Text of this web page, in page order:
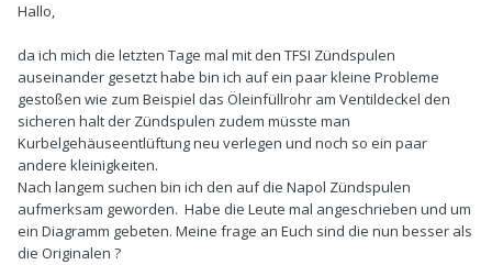
Hallo,
da ich mich die letzten Tage mal mit den TFSI Zündspulen
auseinander gesetzt habe bin ich auf ein paar kleine Probleme
gestoßen wie zum Beispiel das Öleinfüllrohr am Ventildeckel den
sicheren halt der Zündspulen zudem müsste man
Kurbelgehäuseentlüftung neu verlegen und noch so ein paar
andere kleinigkeiten.
Nach langem suchen bin ich den auf die Napol Zündspulen
aufmerksam geworden. Habe die Leute mal angeschrieben und um
ein Diagramm gebeten. Meine frage an Euch sind die nun besser als
die Originalen ?